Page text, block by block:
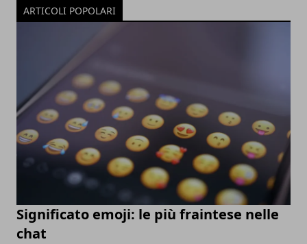
ARTICOLI POPOLARI
Significato emoji: le più fraintese nelle
chat